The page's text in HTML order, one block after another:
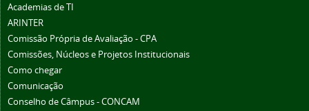
Academias de TI
ARINTER
Comissão Própria de Avaliação - CPA
Comissões, Núcleos e Projetos Institucionais
Como chegar
Comunicação
Conselho de Câmpus - CONCAM